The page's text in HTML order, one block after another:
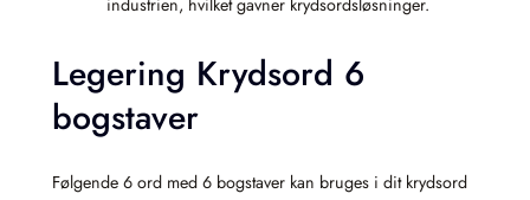
industrien, hvilket gavner krydsordsløsninger.
Legering Krydsord 6
bogstaver
Følgende 6 ord med 6 bogstaver kan bruges i dit krydsord